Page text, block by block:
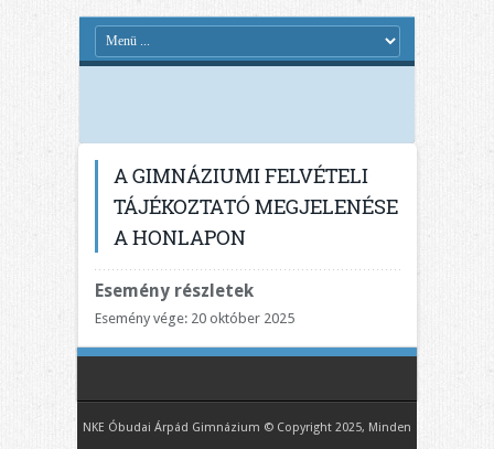
A GIMNÁZIUMI FELVÉTELI
TÁJÉKOZTATÓ MEGJELENÉSE
A HONLAPON
Esemény részletek
Esemény vége: 20 október 2025
NKE Óbudai Árpád Gimnázium © Copyright 2025, Minden